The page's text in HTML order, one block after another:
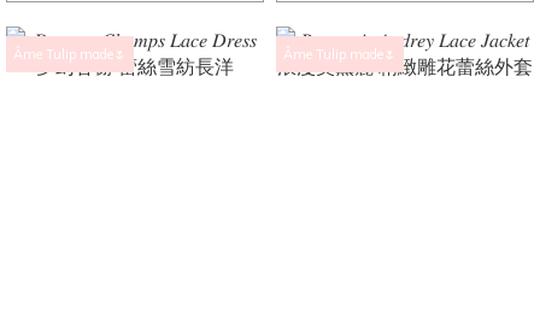
Âme Tulip made🌷 Âme Tulip made🌷